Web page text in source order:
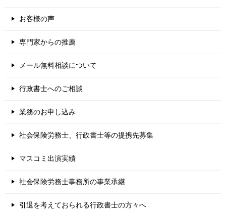
お客様の声
専門家からの推薦
メール無料相談について
行政書士へのご相談
業務のお申し込み
社会保険労務士、行政書士等の提携先募集
マスコミ出演実績
社会保険労務士事務所の事業承継
引退を考えておられる行政書士の方々へ